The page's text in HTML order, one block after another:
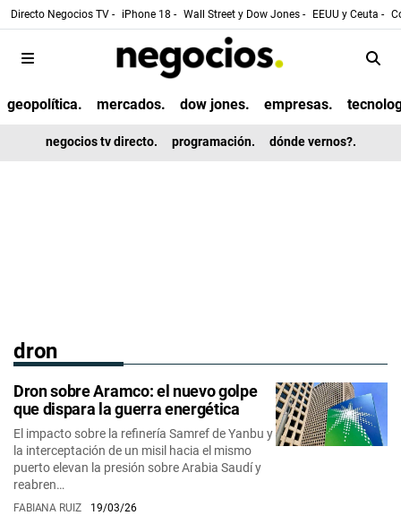
Directo Negocios TV - iPhone 18 - Wall Street y Dow Jones - EEUU y Ceuta -
geopolítica. mercados. dow jones. empresas.
negocios tv directo. programación. dónde vernos?.
dron
Dron sobre Aramco: el nuevo golpe
que dispara la guerra energética
El impacto sobre la refinería Samref de Yanbu y
la interceptación de un misil hacia el mismo
puerto elevan la presión sobre Arabia Saudí y
reabren…
FABIANA RUIZ 19/03/26